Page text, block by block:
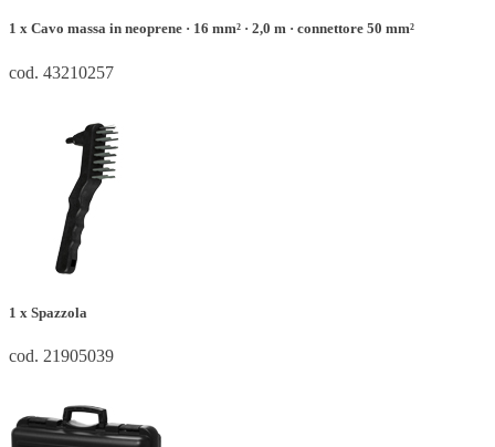
1 x Cavo massa in neoprene · 16 mm² · 2,0 m · connettore 50 mm²
cod. 43210257
1 x Spazzola
cod. 21905039